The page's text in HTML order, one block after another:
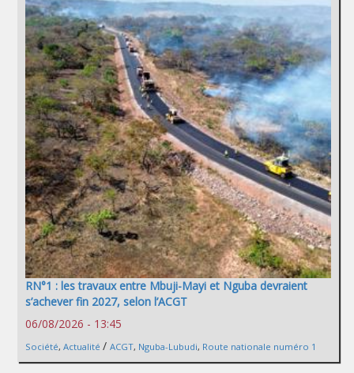
RN°1 : les travaux entre Mbuji-Mayi et Nguba devraient
s’achever fin 2027, selon l’ACGT
06/08/2026 - 13:45
Société, Actualité / ACGT, Nguba-Lubudi, Route nationale numéro 1